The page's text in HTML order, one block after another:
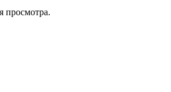
просмотра.